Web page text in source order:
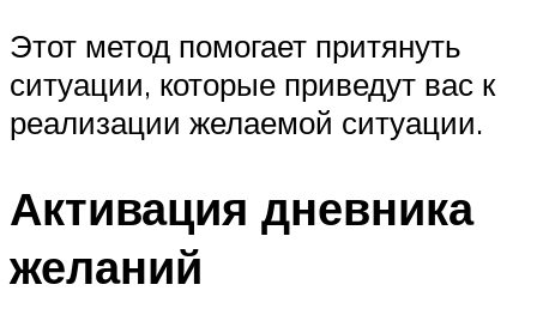
Этот метод помогает притянуть
ситуации, которые приведут вас к
реализации желаемой ситуации.
Активация дневника
желаний